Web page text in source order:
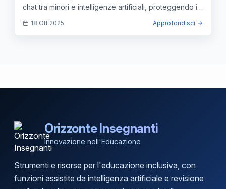
chat tra minori e intelligenze artificiali, proteggendo i
giovani utenti.
18 Ott 2025 Approfondisci
Orizzonte Insegnanti
Innovazione nell'Educazione
Strumenti e risorse per l'educazione inclusiva, con
funzioni assistite da intelligenza artificiale e revisione